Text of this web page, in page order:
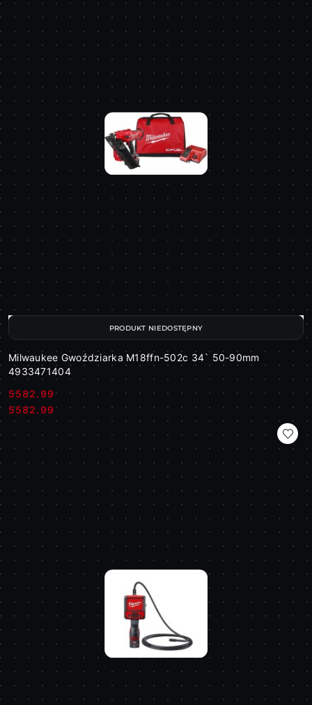
Milwaukee Gwoździarka M18ffn-502c 34` 50-90mm
4933471404
Cena:
5582.99
Cena:
5582.99
PRODUKT NIEDOSTĘPNY